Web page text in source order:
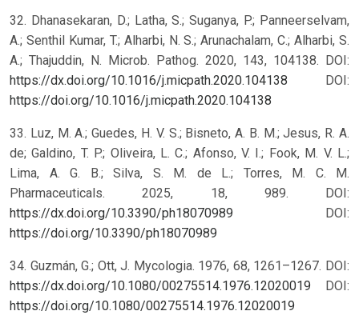
32. Dhanasekaran, D.; Latha, S.; Suganya, P.; Panneerselvam,
A.; Senthil Kumar, T.; Alharbi, N. S.; Arunachalam, C.; Alharbi, S.
A.; Thajuddin, N. Microb. Pathog. 2020, 143, 104138. DOI:
https://dx.doi.org/10.1016/j.micpath.2020.104138
DOI:
https://doi.org/10.1016/j.micpath.2020.104138
33. Luz, M. A.; Guedes, H. V. S.; Bisneto, A. B. M.; Jesus, R. A.
de; Galdino, T. P.; Oliveira, L. C.; Afonso, V. I.; Fook, M. V. L.;
Lima, A. G. B.; Silva, S. M. de L.; Torres, M. C. M.
Pharmaceuticals. 2025, 18, 989. DOI:
https://dx.doi.org/10.3390/ph18070989
DOI:
https://doi.org/10.3390/ph18070989
34. Guzmán, G.; Ott, J. Mycologia. 1976, 68, 1261–1267. DOI:
https://dx.doi.org/10.1080/00275514.1976.12020019
DOI:
https://doi.org/10.1080/00275514.1976.12020019